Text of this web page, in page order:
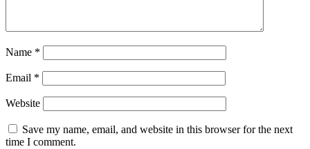
Name *
Email *
Website
Save my name, email, and website in this browser for the next
time I comment.